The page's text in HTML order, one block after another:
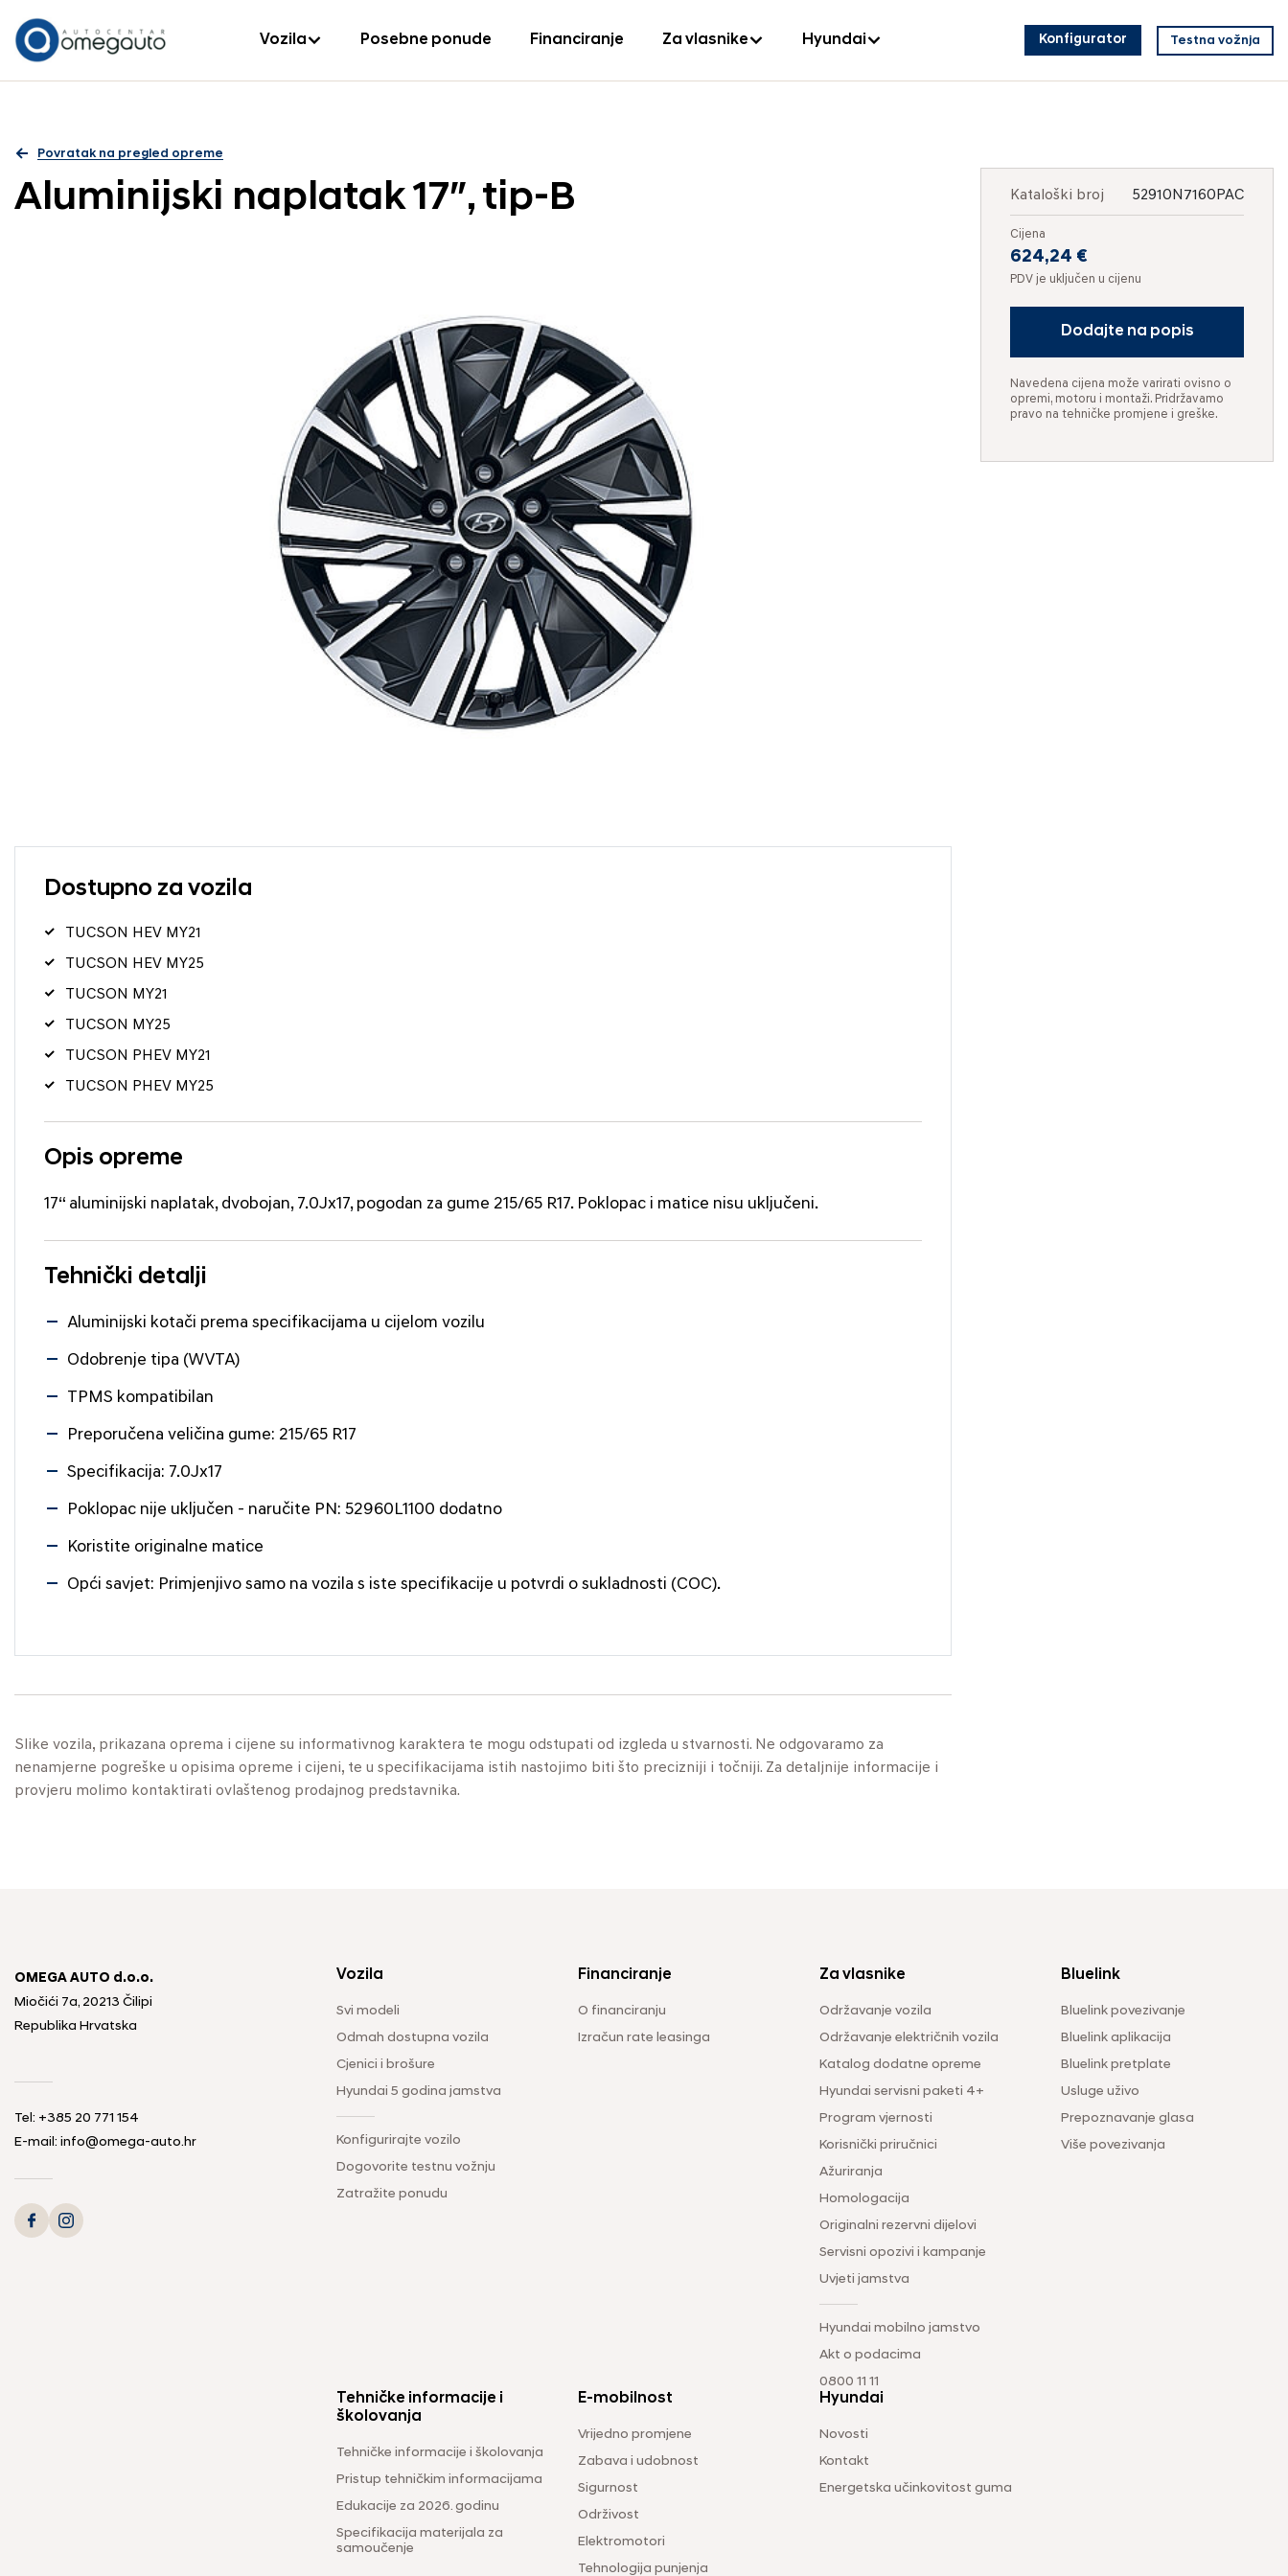
Vozila Posebne ponude Financiranje Za vlasnike Hyundai Konfigurator Testna vožnja
Povratak na pregled opreme
Aluminijski naplatak 17″, tip-B
Dostupno za vozila
TUCSON HEV MY21
TUCSON HEV MY25
TUCSON MY21
TUCSON MY25
TUCSON PHEV MY21
TUCSON PHEV MY25
Opis opreme
17“ aluminijski naplatak, dvobojan, 7.0Jx17, pogodan za gume 215/65 R17. Poklopac i matice nisu uključeni.
Tehnički detalji
Aluminijski kotači prema specifikacijama u cijelom vozilu
Odobrenje tipa (WVTA)
TPMS kompatibilan
Preporučena veličina gume: 215/65 R17
Specifikacija: 7.0Jx17
Poklopac nije uključen - naručite PN: 52960L1100 dodatno
Koristite originalne matice
Opći savjet: Primjenjivo samo na vozila s iste specifikacije u potvrdi o sukladnosti (COC).
Slike vozila, prikazana oprema i cijene su informativnog karaktera te mogu odstupati od izgleda u stvarnosti. Ne odgovaramo za
nenamjerne pogreške u opisima opreme i cijeni, te u specifikacijama istih nastojimo biti što precizniji i točniji. Za detaljnije informacije i
provjeru molimo kontaktirati ovlaštenog prodajnog predstavnika.
Kataloški broj 52910N7160PAC
Cijena
624,24 €
PDV je uključen u cijenu
Dodajte na popis
Navedena cijena može varirati ovisno o
opremi, motoru i montaži. Pridržavamo
pravo na tehničke promjene i greške.
OMEGA AUTO d.o.o.
Miočići 7a, 20213 Čilipi
Republika Hrvatska
Tel: +385 20 771 154
E-mail: info@omega-auto.hr
Vozila
Svi modeli
Odmah dostupna vozila
Cjenici i brošure
Hyundai 5 godina jamstva
Konfigurirajte vozilo
Dogovorite testnu vožnju
Zatražite ponudu
Financiranje
O financiranju
Izračun rate leasinga
Za vlasnike
Održavanje vozila
Održavanje električnih vozila
Katalog dodatne opreme
Hyundai servisni paketi 4+
Program vjernosti
Korisnički priručnici
Ažuriranja
Homologacija
Originalni rezervni dijelovi
Servisni opozivi i kampanje
Uvjeti jamstva
Hyundai mobilno jamstvo
Akt o podacima
0800 11 11
Bluelink
Bluelink povezivanje
Bluelink aplikacija
Bluelink pretplate
Usluge uživo
Prepoznavanje glasa
Više povezivanja
Tehničke informacije i
školovanja
Tehničke informacije i školovanja
Pristup tehničkim informacijama
Edukacije za 2026. godinu
Specifikacija materijala za
samoučenje
E-mobilnost
Vrijedno promjene
Zabava i udobnost
Sigurnost
Održivost
Elektromotori
Tehnologija punjenja
Hyundai
Novosti
Kontakt
Energetska učinkovitost guma